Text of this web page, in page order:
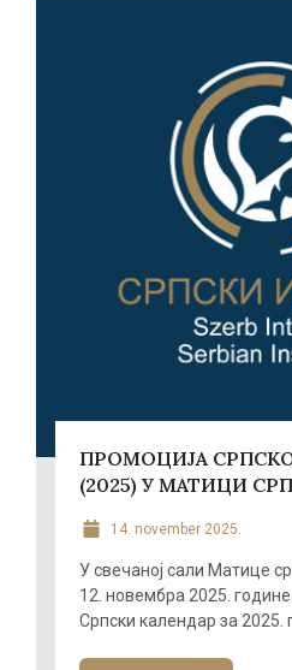
ПРОМОЦИЈА
(2025) У МАТИЦИ
14. november 2025.
У свечаној сали Матице
12. новембра 2025. године
Српски календар за 2025.